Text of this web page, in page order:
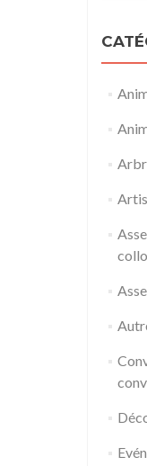
Team
building
tournoi
pétanque
A
n
i
a